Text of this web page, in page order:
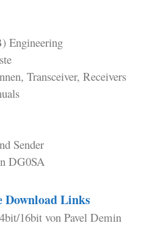
Engineering
Transceiver, Receivers
Sender
DG0SA
Links
16bit von Pavel Demin